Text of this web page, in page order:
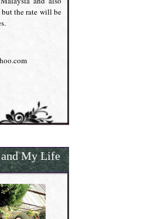
the rate will be
My Life